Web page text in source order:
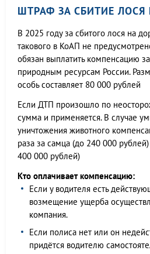
ШТРАФ ЗА СБИТИЕ ЛОСЯ
В 2025 году за сбитого лося на
такового в КоАП не
обязан выплатить компенсацию
природным ресурсам России.
особь составляет 80 000 рублей
Если ДТП произошло по
сумма и применяется. В случае
уничтожения животного
раза за самца (до 240 000
400 000 рублей)
Кто оплачивает компенсацию:
Если у водителя есть
возмещение ущерба
компания.
Если полиса нет или он
придётся водителю